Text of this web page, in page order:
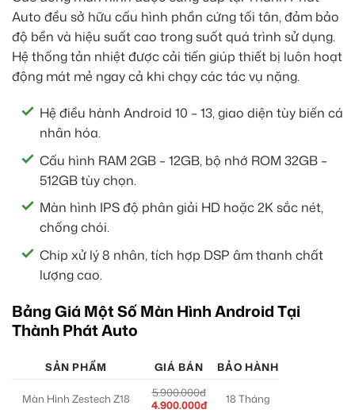
Auto đều sở hữu cấu hình phần cứng tối tân, đảm bảo
độ bền và hiệu suất cao trong suốt quá trình sử dụng.
Hệ thống tản nhiệt được cải tiến giúp thiết bị luôn hoạt
động mát mẻ ngay cả khi chạy các tác vụ nặng.
Hệ điều hành Android 10 – 13, giao diện tùy biến cá
nhân hóa.
Cấu hình RAM 2GB – 12GB, bộ nhớ ROM 32GB –
512GB tùy chọn.
Màn hình IPS độ phân giải HD hoặc 2K sắc nét,
chống chói.
Chip xử lý 8 nhân, tích hợp DSP âm thanh chất
lượng cao.
Bảng Giá Một Số Màn Hình Android Tại
Thành Phát Auto
SẢN PHẨM GIÁ BÁN BẢO HÀNH
Màn Hình Zestech Z18
5.900.000đ
4.900.000đ
18 Tháng